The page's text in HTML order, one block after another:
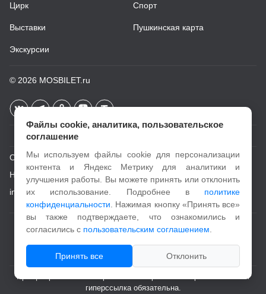
Цирк
Выставки
Экскурсии
Спорт
Пушкинская карта
© 2026 MOSBILET.ru
О проекте
Новости
info@mosbilet.ru
Пользовательское соглашение
Политика конфиденциальности
При цитировании и копировании материалов с портала активная
гиперссылка обязательна.
Файлы cookie, аналитика, пользовательское
соглашение
Мы используем файлы cookie для персонализации
контента и Яндекс Метрику для аналитики и
улучшения работы. Вы можете принять или отклонить
их использование. Подробнее в политике
конфиденциальности . Нажимая кнопку «Принять все»
вы также подтверждаете, что ознакомились и
согласились с пользовательским соглашением
Принять все Отклонить